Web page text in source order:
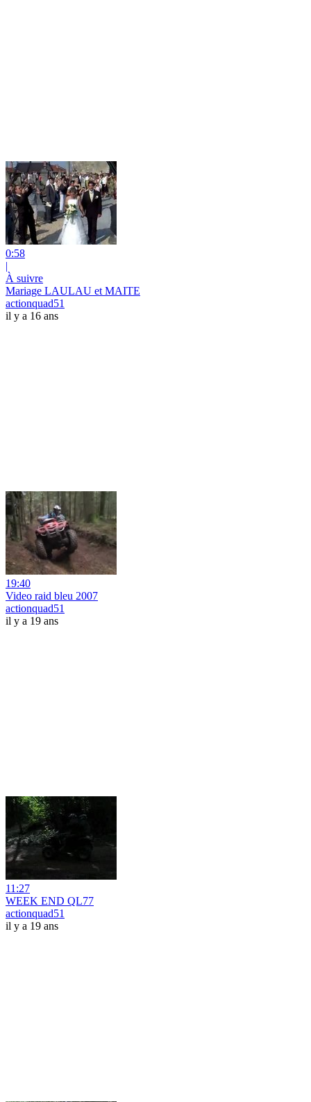
0:58
|
À suivre
Mariage LAULAU et MAITE
actionquad51
il y a 16 ans
19:40
Video raid bleu 2007
actionquad51
il y a 19 ans
11:27
WEEK END QL77
actionquad51
il y a 19 ans